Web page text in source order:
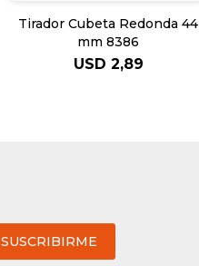
Tirador Cubeta Redonda 44
mm 8386
USD 2,89
SUSCRIBIRME